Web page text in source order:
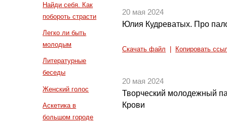
Найди себя. Как
побороть страсти
Легко ли быть
молодым
Литературные
беседы
Женский голос
Аскетика в
большом городе
20 мая 2024
Юлия Кудреватых. Про
Скачать файл Копировать
20 мая 2024
Творческий молодежный
Крови